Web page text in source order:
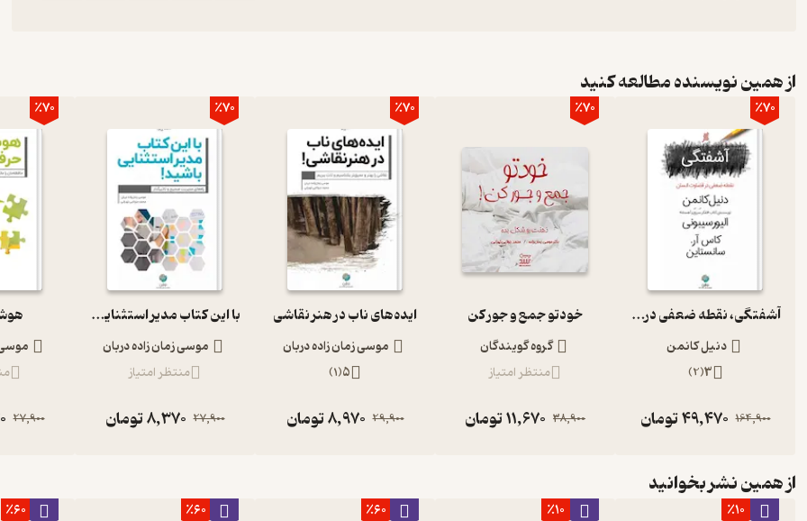
از همین نویسنده مطالعه کنید
٪70
آشفتگی، نقطه ضعفی در قضاوت انسان
دنیل کانمن
3
(
2
)
164,900
49,470تومان
٪70
خودتو جمع و جور کن
گروه گویندگان
منتظر امتیاز
38,900
11,670تومان
٪70
ایده‌های ناب در هنر نقاشی
موسی زمان زاده دربان
5
(
1
)
29,900
8,970تومان
٪70
با این کتاب مدیر استثنایی باشید
موسی زمان زاده دربان
منتظر امتیاز
27,900
8,370تومان
٪70
موسی
27,900
از همین نشر بخوانید
٪10 ٪10 ٪60 ٪60 ٪60